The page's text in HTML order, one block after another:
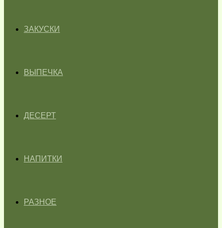
ЗАКУСКИ
ВЫПЕЧКА
ДЕСЕРТ
НАПИТКИ
РАЗНОЕ